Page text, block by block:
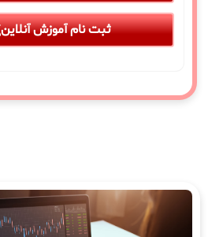
ثبت نام آموزش آنلاین